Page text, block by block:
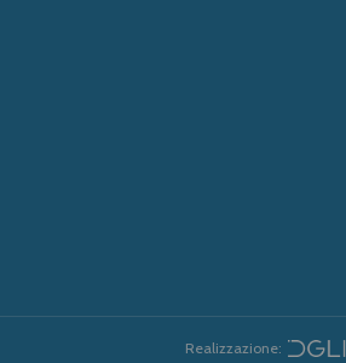
Realizzazione: